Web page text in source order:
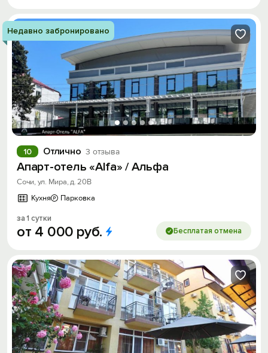
Недавно забронировано
Отлично 3 отзыва
10
Апарт-отель «Alfa» / Альфа
Сочи, ул. Мира, д. 20В
Кухня
Парковка
за 1 сутки
от 4 000 руб. Бесплатая отмена